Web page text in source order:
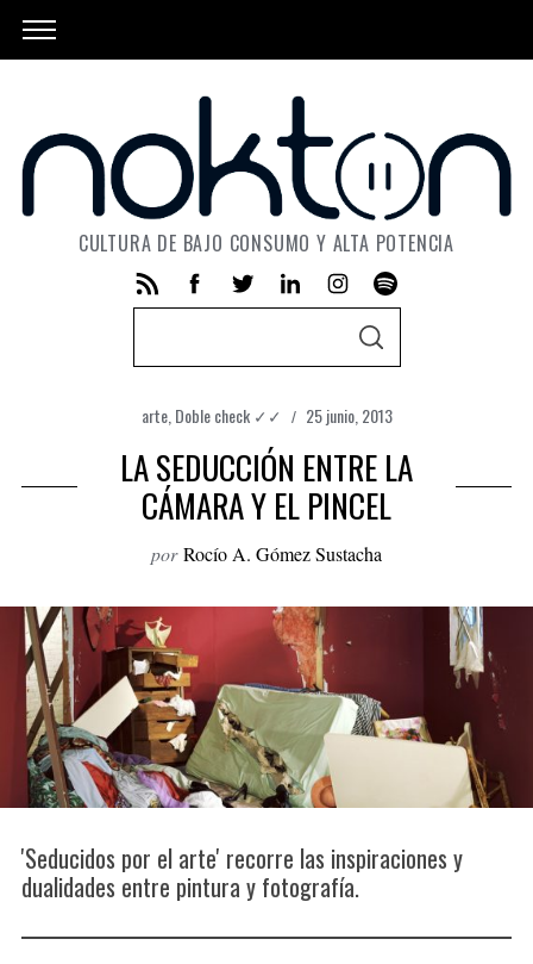
CULTURA DE BAJO CONSUMO Y ALTA POTENCIA
c
h
:
S
C
H
arte,Doble check ✓✓ 25 junio, 2013
LA SEDUCCIÓN ENTRE LA
CÁMARA Y EL PINCEL
por Rocío A. Gómez Sustacha
'Seducidos por el arte' recorre las inspiraciones y
dualidades entre pintura y fotografía.